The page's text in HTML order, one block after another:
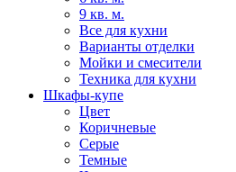
9 кв. м.
Все для кухни
Варианты отделки
Мойки и смесители
Техника для кухни
Шкафы-купе
Цвет
Коричневые
Серые
Темные